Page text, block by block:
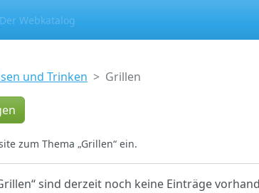
Der Webkatalog
und Trinken Grillen
zum Thema „Grillen“ ein.
sind derzeit noch keine Einträge